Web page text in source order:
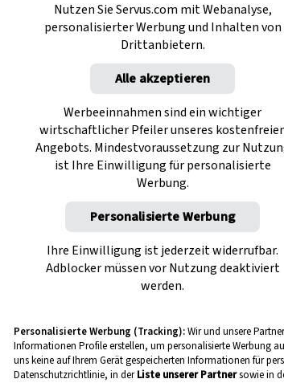
Nutzen Sie Servus.com mit Webanalyse,
personalisierter Werbung und Inhalten von
Drittanbietern.
Alle akzeptieren
Werbeeinnahmen sind ein wichtiger
wirtschaftlicher Pfeiler unseres
Angebots. Mindestvoraussetzung zur
ist Ihre Einwilligung für personalisierte
Werbung.
Personalisierte Werbung
Ihre Einwilligung ist jederzeit widerrufbar.
Adblocker müssen vor Nutzung deaktiviert
werden.
Personalisierte Werbung (Tracking):Wir und unsere
Informationen Profile erstellen, um personalisierte Werbung
uns keine auf Ihrem Gerät gespeicherten Informationen für
Datenschutzrichtlinie, in derListe unserer Partnersowie in